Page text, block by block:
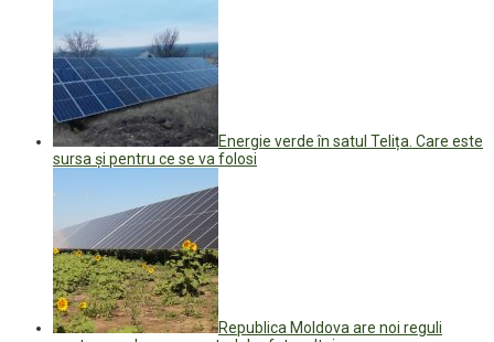
Energie verde în satul Telița. Care este
sursa și pentru ce se va folosi
Republica Moldova are noi reguli